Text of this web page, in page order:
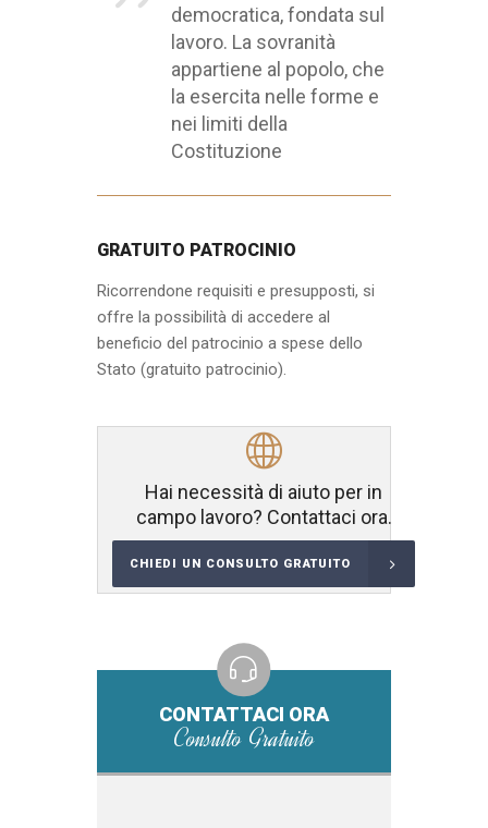
democratica, fondata sul
lavoro. La sovranità
appartiene al popolo, che
la esercita nelle forme e
nei limiti della
Costituzione
GRATUITO PATROCINIO
Ricorrendone requisiti e presupposti, si
offre la possibilità di accedere al
beneficio del patrocinio a spese dello
Stato (gratuito patrocinio).
Hai necessità di aiuto per in
campo lavoro? Contattaci ora.
CHIEDI UN CONSULTO GRATUITO
CONTATTACI ORA
Consulto Gratuito